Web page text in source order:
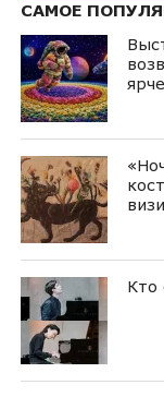
САМОЕ
Кто